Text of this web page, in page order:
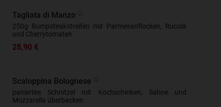
Tagliata di Manzo
250g Rumpsteakstreifen mit Parmesanflocken, Rucola
und Cherrytomaten
28,90 €
Scaloppina Bolognese
paniertes Schnitzel mit Kochschinken, Sahne und
Mozzarella überbacken